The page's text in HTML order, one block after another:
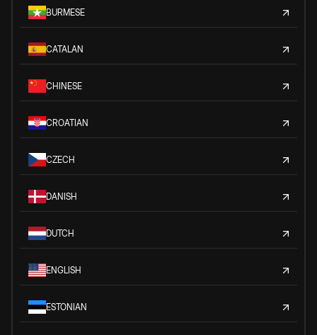
BURMESE
CATALAN
CHINESE
CROATIAN
CZECH
DANISH
DUTCH
ENGLISH
ESTONIAN